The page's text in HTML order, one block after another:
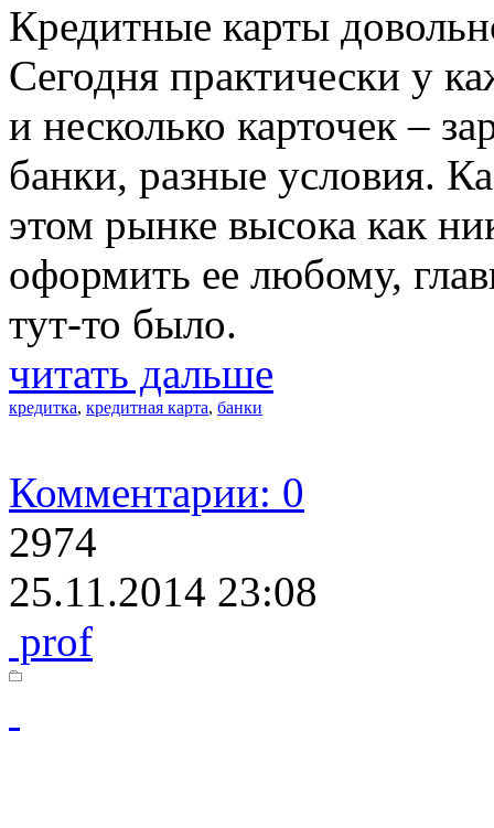
Кредитные карты
Сегодня практически у
и несколько карточек –
банки, разные условия.
этом рынке высока как
оформить ее любому,
тут-то было.
читать дальше
кредитка, кредитная карта, банки
Комментарии: 0
2974
25.11.2014 23:08
prof